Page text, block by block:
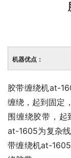
机器优点：
胶带缠绕机at-
缠绕，起到固定
围缠绕胶带，起
at-1605为复杂
带缠绕机at-